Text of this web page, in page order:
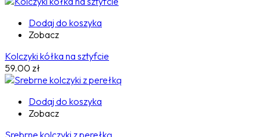
Dodaj do koszyka
Zobacz
Kolczyki kółka na sztyfcie
59.00 zł
Dodaj do koszyka
Zobacz